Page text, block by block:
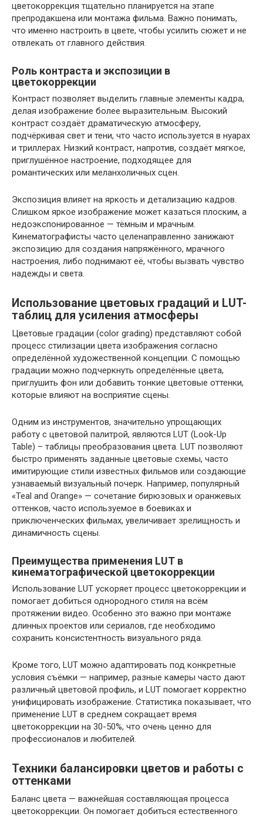
цветокоррекция тщательно планируется на этапе
препродакшена или монтажа фильма. Важно понимать,
что именно настроить в цвете, чтобы усилить сюжет и не
отвлекать от главного действия.
Роль контраста и экспозиции в
цветокоррекции
Контраст позволяет выделить главные элементы кадра,
делая изображение более выразительным. Высокий
контраст создаёт драматическую атмосферу,
подчёркивая свет и тени, что часто используется в нуарах
и триллерах. Низкий контраст, напротив, создаёт мягкое,
приглушённое настроение, подходящее для
романтических или меланхоличных сцен.
Экспозиция влияет на яркость и детализацию кадров.
Слишком яркое изображение может казаться плоским, а
недоэкспонированное — тёмным и мрачным.
Кинематографисты часто целенаправленно занижают
экспозицию для создания напряжённого, мрачного
настроения, либо поднимают её, чтобы вызвать чувство
надежды и света.
Использование цветовых градаций и LUT-
таблиц для усиления атмосферы
Цветовые градации (color grading) представляют собой
процесс стилизации цвета изображения согласно
определённой художественной концепции. С помощью
градации можно подчеркнуть определённые цвета,
приглушить фон или добавить тонкие цветовые оттенки,
которые влияют на восприятие сцены.
Одним из инструментов, значительно упрощающих
работу с цветовой палитрой, являются LUT (Look-Up
Table) – таблицы преобразования цвета. LUT позволяют
быстро применять заданные цветовые схемы, часто
имитирующие стили известных фильмов или создающие
узнаваемый визуальный почерк. Например, популярный
«Teal and Orange» — сочетание бирюзовых и оранжевых
оттенков, часто используемое в боевиках и
приключенческих фильмах, увеличивает зрелищность и
динамичность сцены.
Преимущества применения LUT в
кинематографической цветокоррекции
Использование LUT ускоряет процесс цветокоррекции и
помогает добиться однородного стиля на всём
протяжении видео. Особенно это важно при монтаже
длинных проектов или сериалов, где необходимо
сохранить консистентность визуального ряда.
Кроме того, LUT можно адаптировать под конкретные
условия съёмки — например, разные камеры часто дают
различный цветовой профиль, и LUT помогает корректно
унифицировать изображение. Статистика показывает, что
применение LUT в среднем сокращает время
цветокоррекции на 30-50%, что очень ценно для
профессионалов и любителей.
Техники балансировки цветов и работы с
оттенками
Баланс цвета — важнейшая составляющая процесса
цветокоррекции. Он помогает добиться естественного